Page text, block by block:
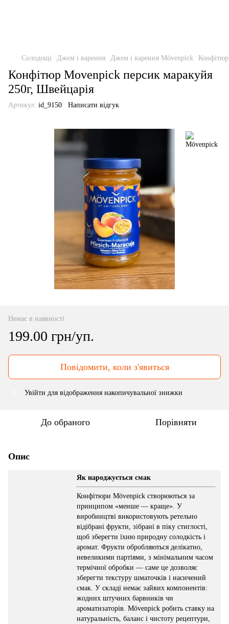
Солодощі Джем і варення Джем і варення Mövenpick
Конфітюр Movenpick персик маракуйя
250г, Швейцарія
Артикул: id_9150 Написати відгук
Немає в наявності
199.00 грн/уп.
Повідомити, коли з'явиться
Увійти для відображення накопичувальної знижки
До обраного Порівняти
Опис
Як народжується смак
Конфітюри Mövenpick створюються за
принципом «менше — краще». У
виробництві використовують ретельно
відібрані фрукти, зібрані в піку стиглості,
щоб зберегти їхню природну солодкість і
аромат. Фрукти обробляються делікатно,
невеликими партіями, з мінімальним часом
термічної обробки — саме це дозволяє
зберегти текстуру шматочків і насичений
смак. У складі немає зайвих компонентів:
жодних штучних барвників чи
ароматизаторів. Mövenpick робить ставку на
натуральність, баланс і чистоту рецептури,